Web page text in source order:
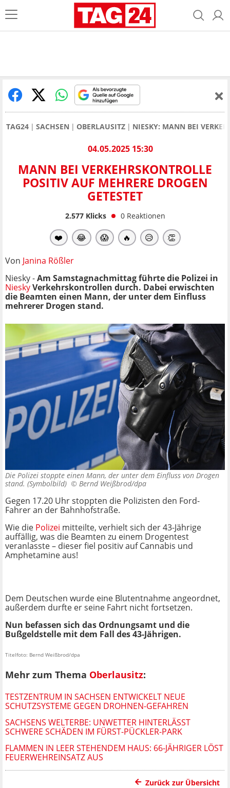
TAG24 SACHSEN OBERLAUSITZ NIESKY: MANN BEI
04.05.2025 15:30
MANN BEI VERKEHRSKONTROLLE
POSITIV AUF MEHRERE DROGEN
GETESTET
2.577Klicks 0 Reaktionen
❤️ 😂 😱 🔥 😥 👏
Von Janina Rößler
Niesky -Am Samstagnachmittag führte die Polizei in
NieskyVerkehrskontrollen durch. Dabei erwischten
die Beamten einen Mann, der unter dem Einfluss
mehrerer Drogen stand.
Die Polizei stoppte einen Mann, der unter dem Einfluss von Drogen
stand. (Symbolbild) © Bernd Weißbrod/dpa
Gegen 17.20 Uhr stoppten die Polizisten den Ford-
Fahrer an der Bahnhofstraße.
Wie die Polizei mitteilte, verhielt sich der 43-Jährige
auffällig, was die Beamten zu einem Drogentest
veranlasste – dieser fiel positiv auf Cannabis und
Amphetamine aus!
Dem Deutschen wurde eine Blutentnahme angeordnet,
außerdem durfte er seine Fahrt nicht fortsetzen.
Nun befassen sich das Ordnungsamt und die
Bußgeldstelle mit dem Fall des 43-Jährigen.
Titelfoto: Bernd Weißbrod/dpa
Mehr zum Thema Oberlausitz:
TESTZENTRUM IN SACHSEN ENTWICKELT NEUE
SCHUTZSYSTEME GEGEN DROHNEN-GEFAHREN
SACHSENS WELTERBE: UNWETTER HINTERLÄSST
SCHWERE SCHÄDEN IM FÜRST-PÜCKLER-PARK
FLAMMEN IN LEER STEHENDEM HAUS: 66-JÄHRIGER LÖST
FEUERWEHREINSATZ AUS
Zurück zur Übersicht